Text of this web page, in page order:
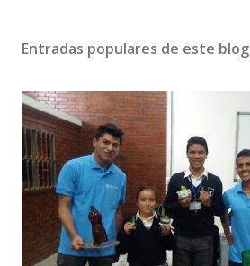
Entradas populares de este blog